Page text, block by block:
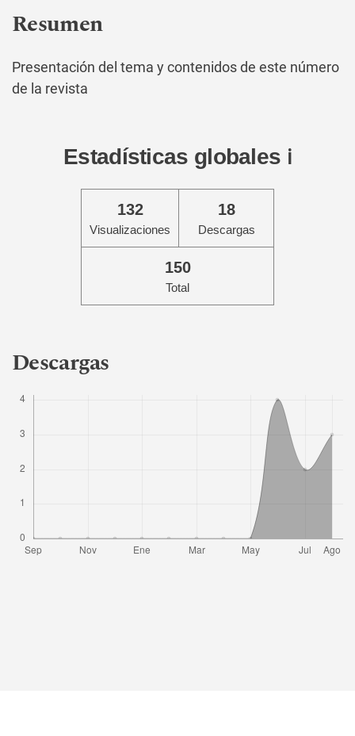
Resumen
Presentación del tema y contenidos de este número
de la revista
Estadísticas globales ℹ️
132
Visualizaciones
18
Descargas
150
Total
Descargas